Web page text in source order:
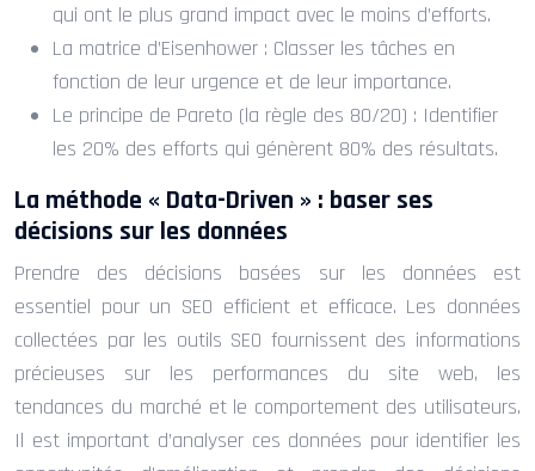
qui ont le plus grand impact avec le moins d’efforts.
La matrice d’Eisenhower : Classer les tâches en
fonction de leur urgence et de leur importance.
Le principe de Pareto (la règle des 80/20) : Identifier
les 20% des efforts qui génèrent 80% des résultats.
La méthode « Data-Driven » : baser ses
décisions sur les données
Prendre des décisions basées sur les données est
essentiel pour un SEO efficient et efficace. Les données
collectées par les outils SEO fournissent des informations
précieuses sur les performances du site web, les
tendances du marché et le comportement des utilisateurs.
Il est important d’analyser ces données pour identifier les